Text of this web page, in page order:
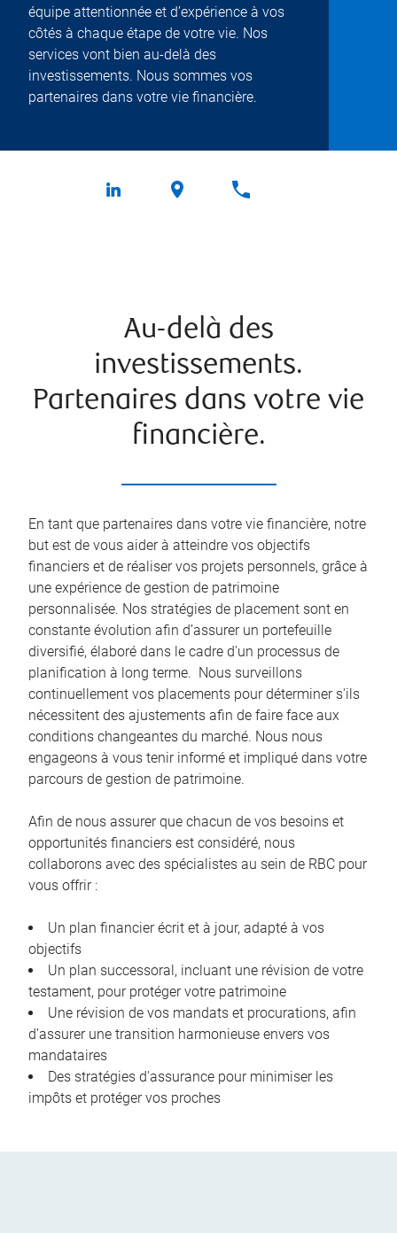
équipe attentionnée et d’expérience à vos
côtés à chaque étape de votre vie. Nos
services vont bien au-delà des
investissements. Nous sommes vos
partenaires dans votre vie financière.
Au-delà des
investissements.
Partenaires dans votre vie
financière.
En tant que partenaires dans votre vie financière, notre
but est de vous aider à atteindre vos objectifs
financiers et de réaliser vos projets personnels, grâce à
une expérience de gestion de patrimoine
personnalisée. Nos stratégies de placement sont en
constante évolution afin d’assurer un portefeuille
diversifié, élaboré dans le cadre d'un processus de
planification à long terme. Nous surveillons
continuellement vos placements pour déterminer s'ils
nécessitent des ajustements afin de faire face aux
conditions changeantes du marché. Nous nous
engageons à vous tenir informé et impliqué dans votre
parcours de gestion de patrimoine.
Afin de nous assurer que chacun de vos besoins et
opportunités financiers est considéré, nous
collaborons avec des spécialistes au sein de RBC pour
vous offrir :
Un plan financier écrit et à jour, adapté à vos
objectifs
Un plan successoral, incluant une révision de votre
testament, pour protéger votre patrimoine
Une révision de vos mandats et procurations, afin
d’assurer une transition harmonieuse envers vos
mandataires
Des stratégies d'assurance pour minimiser les
impôts et protéger vos proches